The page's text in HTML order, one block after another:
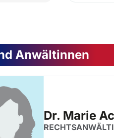
Anwältinnen
Dr. Marie